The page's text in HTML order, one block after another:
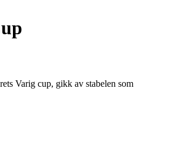
Varig cup, gikk av stabelen som